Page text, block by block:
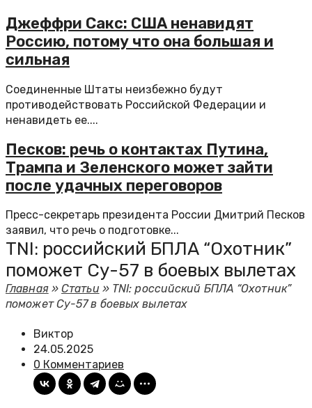
Джеффри Сакс: США ненавидят
Россию, потому что она большая и
сильная
Соединенные Штаты неизбежно будут
противодействовать Российской Федерации и
ненавидеть ее....
Песков: речь о контактах Путина,
Трампа и Зеленского может зайти
после удачных переговоров
Пресс-секретарь президента России Дмитрий Песков
заявил, что речь о подготовке...
TNI: российский БПЛА “Охотник”
поможет Су-57 в боевых вылетах
Главная»Статьи » TNI: российский БПЛА “Охотник”
поможет Су-57 в боевых вылетах
Виктор
24.05.2025
0 Комментариев